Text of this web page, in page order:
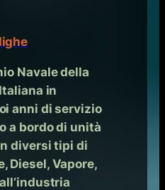
Navale della
in
anni di servizio
a bordo di unità
diversi tipi di
Diesel, Vapore,